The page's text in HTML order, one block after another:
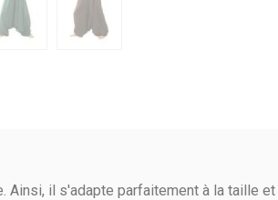
il s'adapte parfaitement à la taille